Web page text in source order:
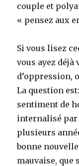
couple et
« pensez aux
Si vous lisez
vous ayez déjà
d’oppression,
La question
sentiment de
internalisé par
plusieurs
bonne
mauvaise, que